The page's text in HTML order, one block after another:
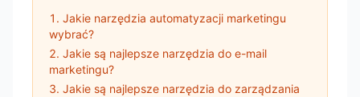
Jakie narzędzia automatyzacji marketingu
wybrać?
Jakie są najlepsze narzędzia do e-mail
marketingu?
Jakie są najlepsze narzędzia do zarządzania